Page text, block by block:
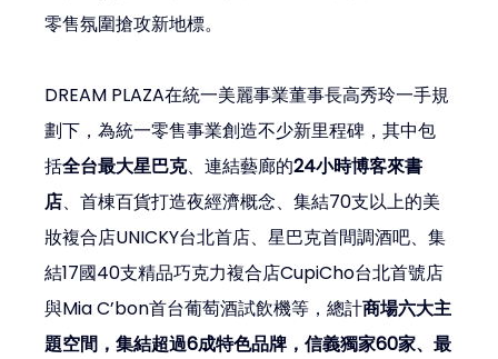
零售氛圍搶攻新地標。
DREAM PLAZA在統一美麗事業董事長高秀玲一手規
劃下，為統一零售事業創造不少新里程碑，其中包
括全台最大星巴克、連結藝廊的24小時博客來書
店、首棟百貨打造夜經濟概念、集結70支以上的美
妝複合店UNICKY台北首店、星巴克首間調酒吧、集
結17國40支精品巧克力複合店CupiCho台北首號店
與Mia C’bon首台葡萄酒試飲機等，總計商場六大主
題空間，集結超過6成特色品牌，信義獨家60家、最